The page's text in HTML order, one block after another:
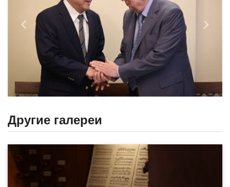
Назад
Другие галереи